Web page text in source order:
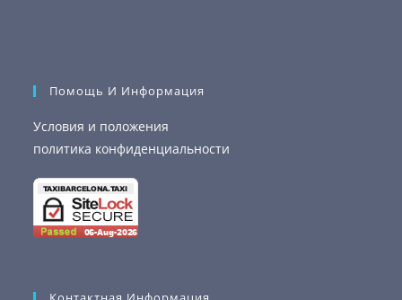
Помощь И Информация
Условия и положения
политика конфиденциальности